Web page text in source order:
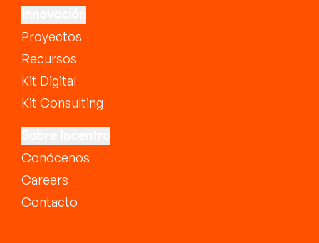
Proyectos
Recursos
Kit Digital
Kit Consulting
Conócenos
Careers
Contacto